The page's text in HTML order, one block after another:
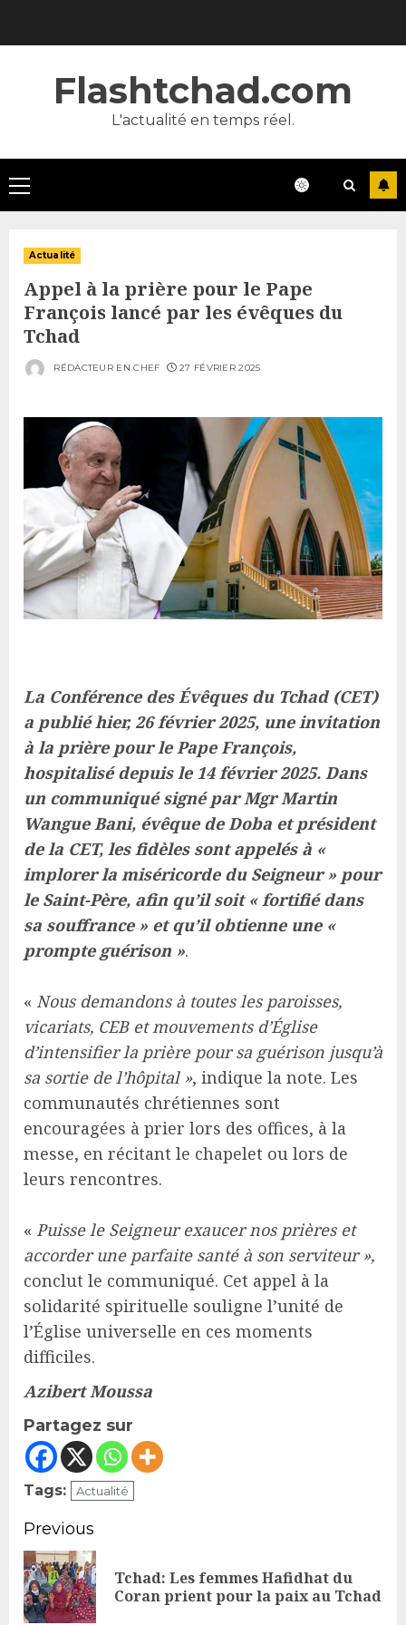
Flashtchad.com
L'actualité en temps réel.
Primary
Menu
Actualité
Appel à la prière pour le Pape
François lancé par les évêques du
Tchad
RÉDACTEUR EN CHEF 27 FÉVRIER 2025
La Conférence des Évêques du Tchad (CET)
a publié hier, 26 février 2025, une invitation
à la prière pour le Pape François,
hospitalisé depuis le 14 février 2025. Dans
un communiqué signé par Mgr Martin
Wangue Bani, évêque de Doba et président
de la CET, les fidèles sont appelés à «
implorer la miséricorde du Seigneur » pour
le Saint-Père, afin qu’il soit « fortifié dans
sa souffrance » et qu’il obtienne une «
prompte guérison ».
« Nous demandons à toutes les paroisses,
vicariats, CEB et mouvements d’Église
d’intensifier la prière pour sa guérison jusqu’à
sa sortie de l’hôpital », indique la note. Les
communautés chrétiennes sont
encouragées à prier lors des offices, à la
messe, en récitant le chapelet ou lors de
leurs rencontres.
« Puisse le Seigneur exaucer nos prières et
accorder une parfaite santé à son serviteur »,
conclut le communiqué. Cet appel à la
solidarité spirituelle souligne l’unité de
l’Église universelle en ces moments
difficiles.
Azibert Moussa
Partagez sur
Tags: Actualité
Continue
Reading
Previous
Tchad: Les femmes Hafidhat du
Coran prient pour la paix au Tchad